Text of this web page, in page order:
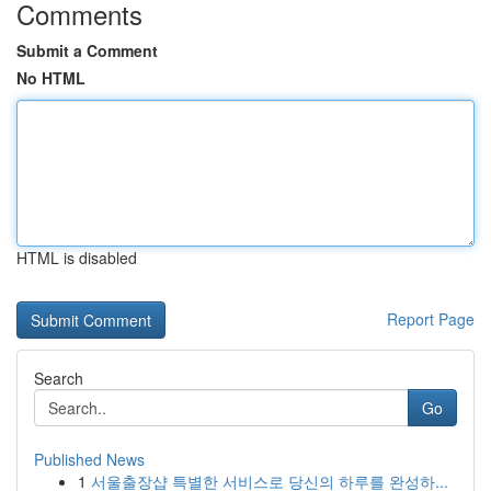
Comments
Submit a Comment
No HTML
HTML is disabled
Report Page
Search
Go
Published News
1 서울출장샵 특별한 서비스로 당신의 하루를 완성하...